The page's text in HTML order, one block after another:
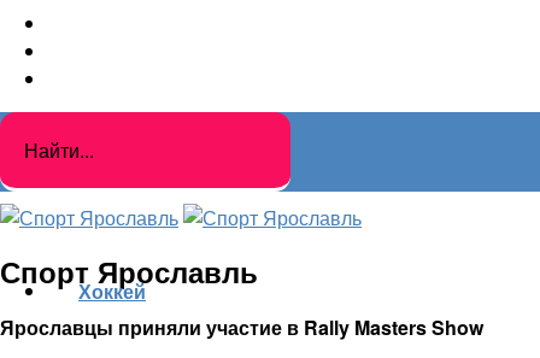
Спорт Ярославль
Ярославцы приняли участие в Rally Masters Show
Хоккей